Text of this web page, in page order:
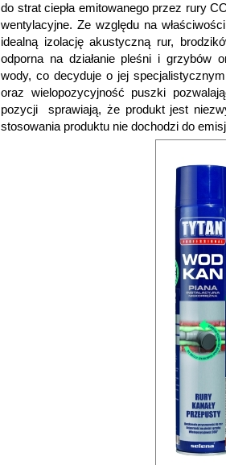
do strat ciepła emitowanego przez rury
wentylacyjne. Ze względu na
idealną izolację akustyczną rur,
odporna na działanie pleśni i grzybów
wody, co decyduje o jej
oraz wielopozycyjność puszki
pozycji sprawiają, że produkt jest
stosowania produktu nie dochodzi do